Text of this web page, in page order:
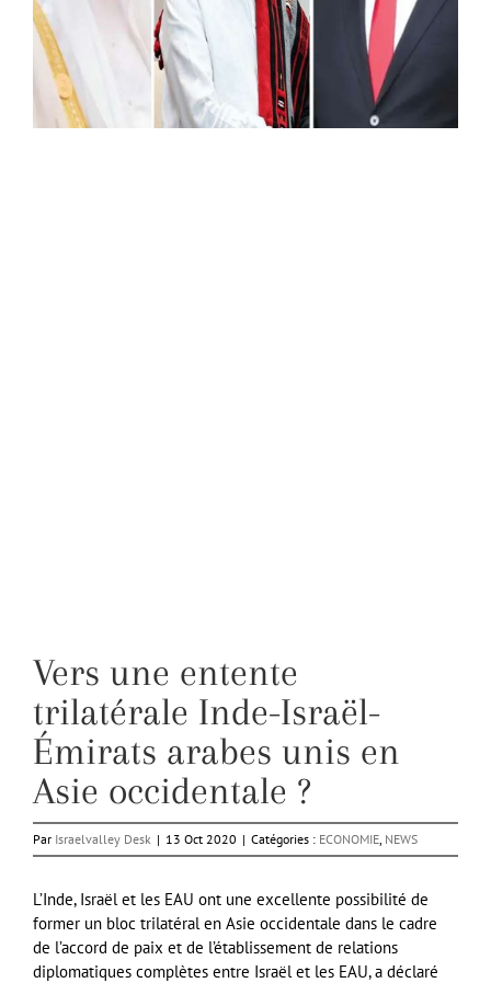
Vers une entente
trilatérale Inde-Israël-
Émirats arabes unis en
Asie occidentale ?
Par Israelvalley Desk | 13 Oct 2020 | Catégories : ECONOMIE NEWS
L’Inde, Israël et les EAU ont une excellente possibilité de
former un bloc trilatéral en Asie occidentale dans le cadre
de l’accord de paix et de l’établissement de relations
diplomatiques complètes entre Israël et les EAU, a déclaré